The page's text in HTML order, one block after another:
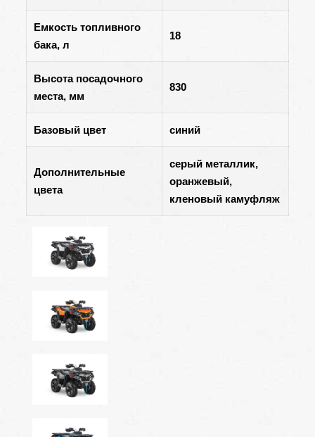
Емкость топливного
бака, л
18
Высота посадочного
места, мм
830
Базовый цвет синий
Дополнительные
цвета
серый металлик,
оранжевый,
кленовый камуфляж